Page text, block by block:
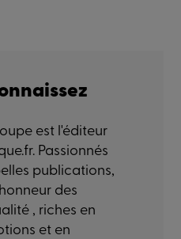
est l'éditeur
Passionnés
publications,
des
, riches en
et en